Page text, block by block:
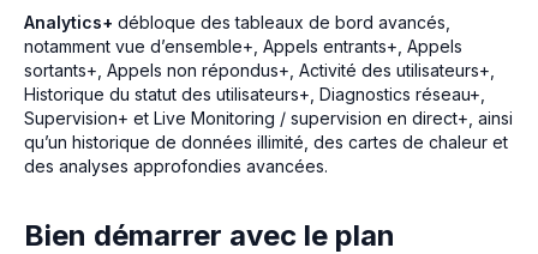
Analytics+ débloque des tableaux de bord avancés,
notamment vue d’ensemble+, Appels entrants+, Appels
sortants+, Appels non répondus+, Activité des utilisateurs+,
Historique du statut des utilisateurs+, Diagnostics réseau+,
Supervision+ et Live Monitoring / supervision en direct+, ainsi
qu’un historique de données illimité, des cartes de chaleur et
des analyses approfondies avancées.
Bien démarrer avec le plan